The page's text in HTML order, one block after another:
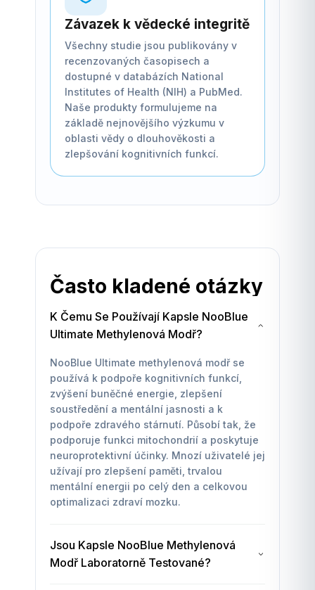
Závazek k vědecké integritě
Všechny studie jsou publikovány v
recenzovaných časopisech a
dostupné v databázích National
Institutes of Health (NIH) a PubMed.
Naše produkty formulujeme na
základě nejnovějšího výzkumu v
oblasti vědy o dlouhověkosti a
zlepšování kognitivních funkcí.
Často kladené otázky
K Čemu Se Používají Kapsle NooBlue
Ultimate Methylenová Modř?
NooBlue Ultimate methylenová modř se
používá k podpoře kognitivních funkcí,
zvýšení buněčné energie, zlepšení
soustředění a mentální jasnosti a k
podpoře zdravého stárnutí. Působí tak, že
podporuje funkci mitochondrií a poskytuje
neuroprotektivní účinky. Mnozí uživatelé jej
užívají pro zlepšení paměti, trvalou
mentální energii po celý den a celkovou
optimalizaci zdraví mozku.
Jsou Kapsle NooBlue Methylenová
Modř Laboratorně Testované?